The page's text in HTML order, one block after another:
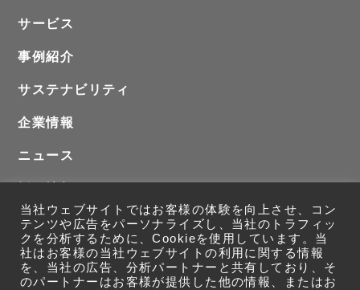
サービス
事例紹介
サステナビリティ
企業情報
ニュース
お問い合わせ
当社ウェブサイトではお客様の体験を向上させ、コン
テンツや広告をパーソナライズし、当社のトラフィッ
クを分析するために、Cookieを使用しています。当
社はお客様の当社ウェブサイトの利用に関する情報
を、当社の広告、分析パートナーと共有しており、そ
のパートナーはお客様が提供した他の情報、またはお